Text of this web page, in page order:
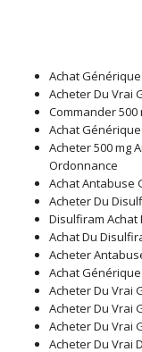
Achat
Acheter Du Vrai
Commander 500
Achat
Acheter 500 mg
Ordonnance
Achat Antabuse
Acheter Du
Disulfiram Achat
Achat Du
Acheter
Achat
Acheter Du Vrai
Acheter Du Vrai
Acheter Du Vrai
Acheter Du Vrai